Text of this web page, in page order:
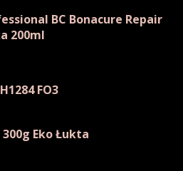
BC Bonacure Repair
200ml
FO3
Eko Łukta